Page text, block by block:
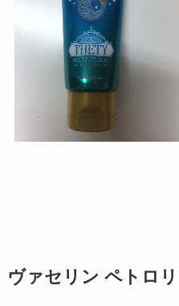
ヴァセリン ペトロ